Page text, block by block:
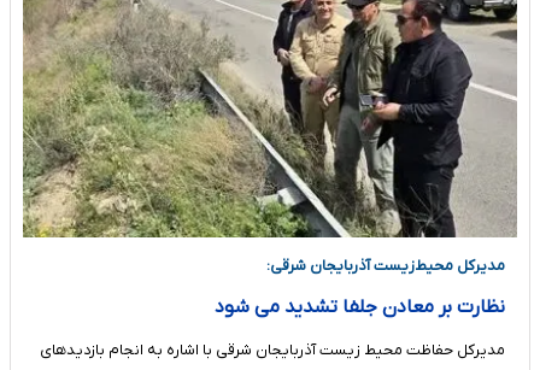
مدیرکل محیط‌زیست آذربایجان شرقی:
نظارت بر معادن جلفا تشدید می‌ شود
مدیرکل حفاظت محیط زیست آذربایجان شرقی با اشاره به انجام بازدیدهای